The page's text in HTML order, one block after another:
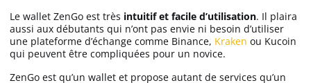
Le wallet ZenGo est très intuitif et facile d’utilisation. Il plaira
aussi aux débutants qui n’ont pas envie ni besoin d’utiliser
une plateforme d’échange comme Binance, Kraken ou Kucoin
qui peuvent être compliquées pour un novice.
ZenGo est qu’un wallet et propose autant de services qu’un